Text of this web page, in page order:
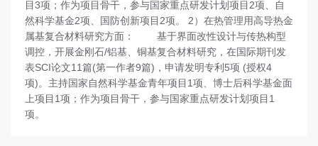
目3项；作为项目骨干，参与国家重点研发计划项目2项、自
然科学基金2项、国防创新项目2项。 2）在热管理用高导热金
属基复合材料研究方面： 基于界面改性设计与传热构型
调控，开展金刚石/铝基、铜基复合材料研究，在国际期刊发
表SCI论文11篇(第一作者9篇)，申请发明专利5项 (授权4
项)。主持国家自然科学基金青年项目1项、博士后科学基金面
上项目1项；作为项目骨干，参与国家重点研发计划项目1
项。